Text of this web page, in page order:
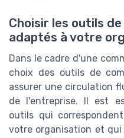
Choisir les outils
adaptés à votre
Dans le cadre d'une
choix des outils de
assurer une circulation
de l'entreprise. Il est
outils qui
votre organisation et